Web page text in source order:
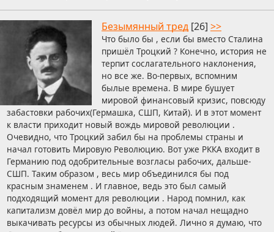
Безымянный тред [26] >>
Что было бы , если бы вместо Сталина
пришёл Троцкий ? Конечно, история не
терпит сослагательного наклонения,
но все же. Во-первых, вспомним
былые времена. В мире бушует
мировой финансовый кризис, повсюду
забастовки рабочих(Гермашка, СШП, Китай). И в этот момент
к власти приходит новый вождь мировой революции .
Очевидно, что Троцкий забил бы на проблемы страны и
начал готовить Мировую Революцию. Вот уже РККА входит в
Германию под одобрительные возгласы рабочих, дальше-
СШП. Таким образом , весь мир объединился бы под
красным знаменем . И главное, ведь это был самый
подходящий момент для революции . Народ помнил, как
капитализм довёл мир до войны, а потом начал нещадно
выкачивать ресурсы из обычных людей. Лично я думаю, что